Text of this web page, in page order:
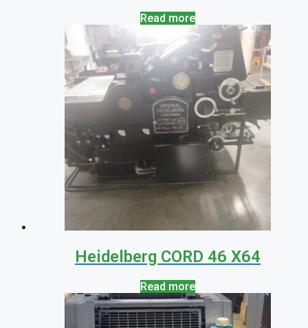
Read more
Heidelberg CORD 46 X64
Read more